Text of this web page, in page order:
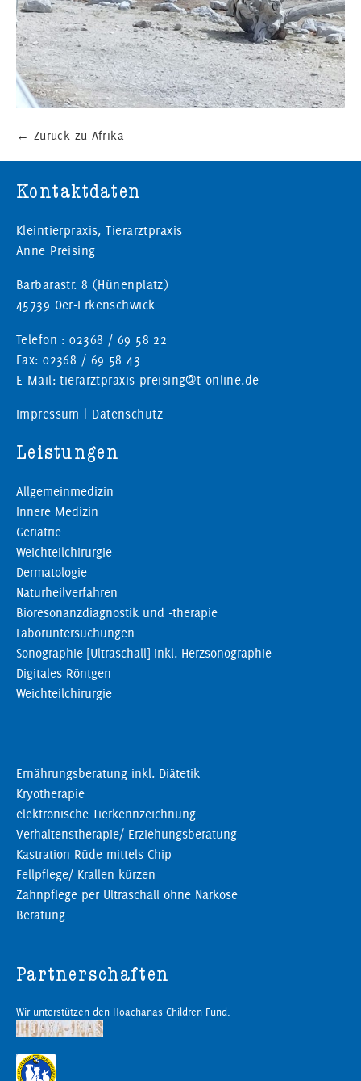
← Zurück zu Afrika
Kontaktdaten
Kleintierpraxis, Tierarztpraxis
Anne Preising
Barbarastr. 8 (Hünenplatz)
45739 Oer-Erkenschwick
Telefon : 02368 / 69 58 22
Fax: 02368 / 69 58 43
E-Mail: tierarztpraxis-preising@t-online.de
Impressum | Datenschutz
Leistungen
Allgemeinmedizin
Innere Medizin
Geriatrie
Weichteilchirurgie
Dermatologie
Naturheilverfahren
Bioresonanzdiagnostik und -therapie
Laboruntersuchungen
Sonographie [Ultraschall] inkl. Herzsonographie
Digitales Röntgen
Weichteilchirurgie
Ernährungsberatung inkl. Diätetik
Kryotherapie
elektronische Tierkennzeichnung
Verhaltenstherapie/ Erziehungsberatung
Kastration Rüde mittels Chip
Fellpflege/ Krallen kürzen
Zahnpflege per Ultraschall ohne Narkose
Beratung
Partnerschaften
Wir unterstützen den Hoachanas Children Fund: